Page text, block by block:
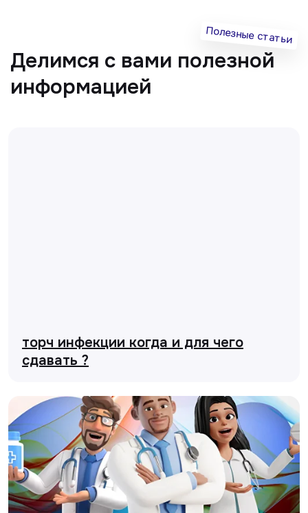
торч инфекции когда и для чего
сдавать ?